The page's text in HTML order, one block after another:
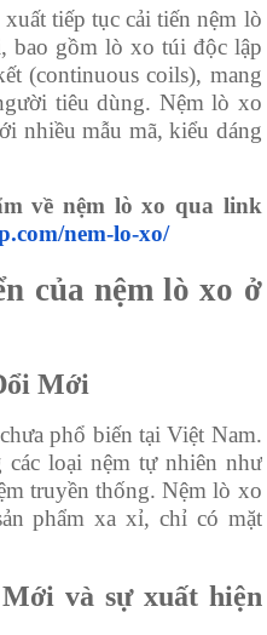
tiếp tục cải tiến nệm lò
bao gồm lò xo túi độc lập
(continuous coils), mang
tiêu dùng. Nệm lò xo
nhiều mẫu mã, kiểu dáng
về nệm lò xo qua link
nem-lo-xo/
của nệm lò xo ở
Mới
phổ biến tại Việt Nam.
loại nệm tự nhiên như
truyền thống. Nệm lò xo
phẩm xa xỉ, chỉ có mặt
và sự xuất hiện